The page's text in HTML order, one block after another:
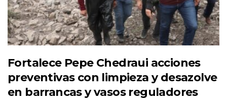
Fortalece Pepe Chedraui acciones
preventivas con limpieza y desazolve
en barrancas y vasos reguladores